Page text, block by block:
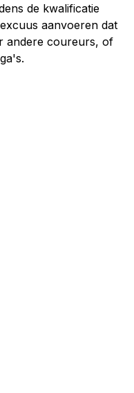
de kwalificatie
aanvoeren dat
andere coureurs, of